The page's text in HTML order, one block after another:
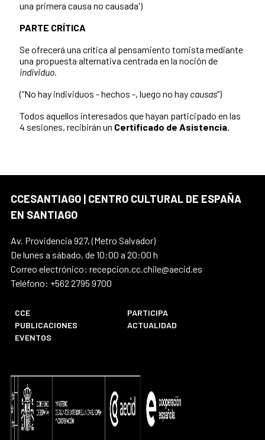
una primera causa no causada')
PARTE CRÍTICA
Se ofrecerá una crítica al pensamiento tomista mediante
una propuesta alternativa centrada en la noción de
individuo
(“No hay individuos - hechos -, luego no hay causas”)
Todos aquellos interesados que hayan participado en las
4 sesiones, recibirán un Certificado de Asistencia.
CCESANTIAGO | CENTRO CULTURAL DE ESPAÑA
EN SANTIAGO
Av. Providencia 927, (Metro Salvador)
De lunes a sábado, de 10:00 a 20:00 h
Correo electrónico: recepcion.cc.chile@aecid.es
Teléfono: +562 2795 9700
CCE
PARTICIPA
PUBLICACIONES
ACTUALIDAD
EVENTOS